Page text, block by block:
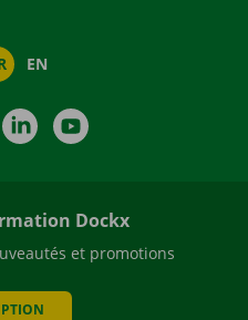
EN
LinkedIn
Dockx
et promotions